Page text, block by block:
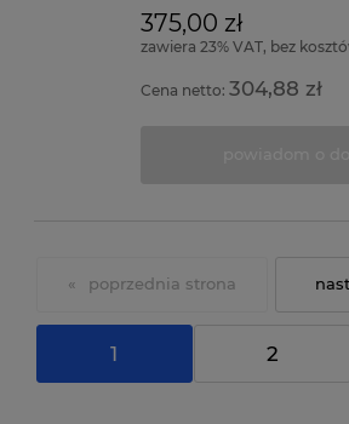
375,00 zł
zawiera 23% VAT, bez
Cena netto:304,88 zł
«
1 2